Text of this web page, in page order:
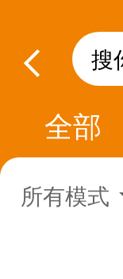
全部
所有模式